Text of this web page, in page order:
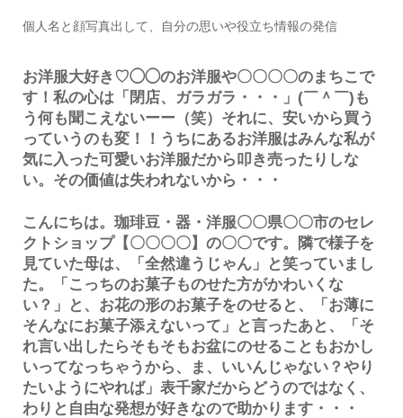
個人名と顔写真出して、自分の思いや役立ち情報の発信
お洋服大好き♡◯◯のお洋服や〇〇〇〇のまちこで
す！私の心は「閉店、ガラガラ・・・」(￣＾￣)も
う何も聞こえないーー（笑）それに、安いから買う
っていうのも変！！うちにあるお洋服はみんな私が
気に入った可愛いお洋服だから叩き売ったりしな
い。その価値は失われないから・・・
こんにちは。珈琲豆・器・洋服〇〇県〇〇市のセレ
クトショップ【〇〇〇〇】の〇〇です。隣で様子を
見ていた母は、「全然違うじゃん」と笑っていまし
た。「こっちのお菓子ものせた方がかわいくな
い？」と、お花の形のお菓子をのせると、「お薄に
そんなにお菓子添えないって」と言ったあと、「そ
れ言い出したらそもそもお盆にのせることもおかし
いってなっちゃうから、ま、いいんじゃない？やり
たいようにやれば」表千家だからどうのではなく、
わりと自由な発想が好きなので助かります・・・